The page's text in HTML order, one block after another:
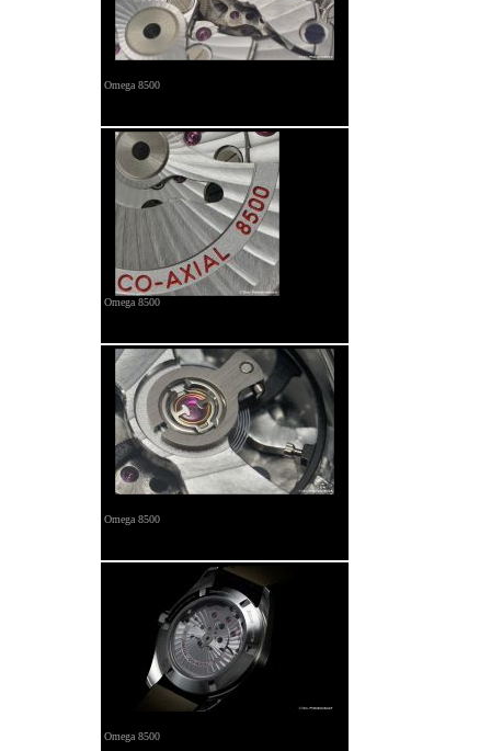
Omega 8500
Omega 8500
Omega 8500
Omega 8500